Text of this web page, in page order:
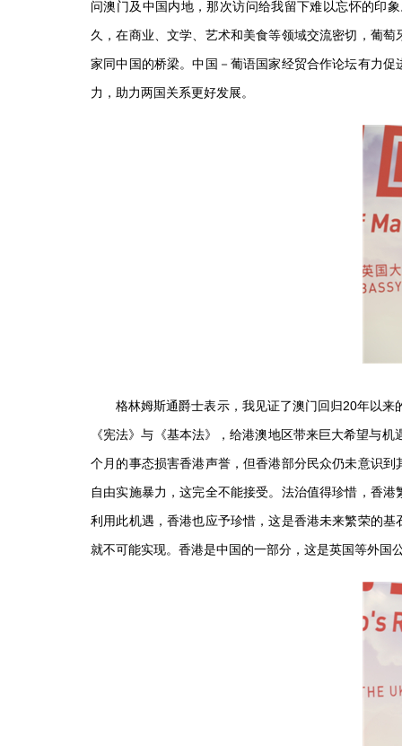
问澳门及中国内地，那次访问给我留下难以忘怀的印
久，在商业、文学、艺术和美食等领域交流密切，葡
家同中国的桥梁。中国－葡语国家经贸合作论坛有力
力，助力两国关系更好发展。
格林姆斯通爵士表示，我见证了澳门回归20年以来的
《宪法》与《基本法》，给港澳地区带来巨大希望与
个月的事态损害香港声誉，但香港部分民众仍未意识
自由实施暴力，这完全不能接受。法治值得珍惜，香
利用此机遇，香港也应予珍惜，这是香港未来繁荣的
就不可能实现。香港是中国的一部分，这是英国等外国